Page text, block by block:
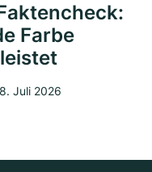
Farbe
Juli 2026